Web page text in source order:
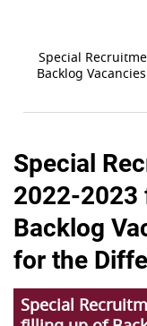
Special
Backlog
Special
2022-
Backlog
for the
Special